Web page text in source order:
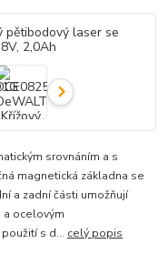
srovnáním a s
magnetická základna se
a zadní části umožňují
ocelovým
s d... celý popis